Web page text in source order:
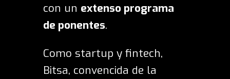
con un extenso programa
de ponentes.
Como startup y fintech,
Bitsa, convencida de la